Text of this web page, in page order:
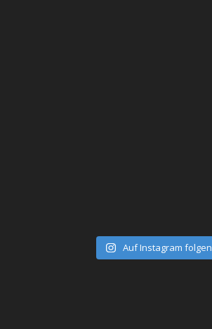
Auf Instagram folgen